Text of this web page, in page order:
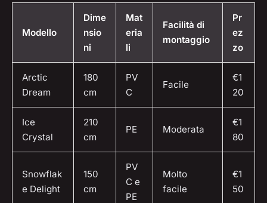
Modello
Dime
nsio
ni
Mat
eria
li
Facilità di
montaggio
Pr
ez
zo
Arctic
Dream
180
cm
PV
C
Facile
€1
20
Ice
Crystal
210
cm
PE Moderata
€1
80
Snowflak
e Delight
150
cm
PV
C e
PE
Molto
facile
€1
50